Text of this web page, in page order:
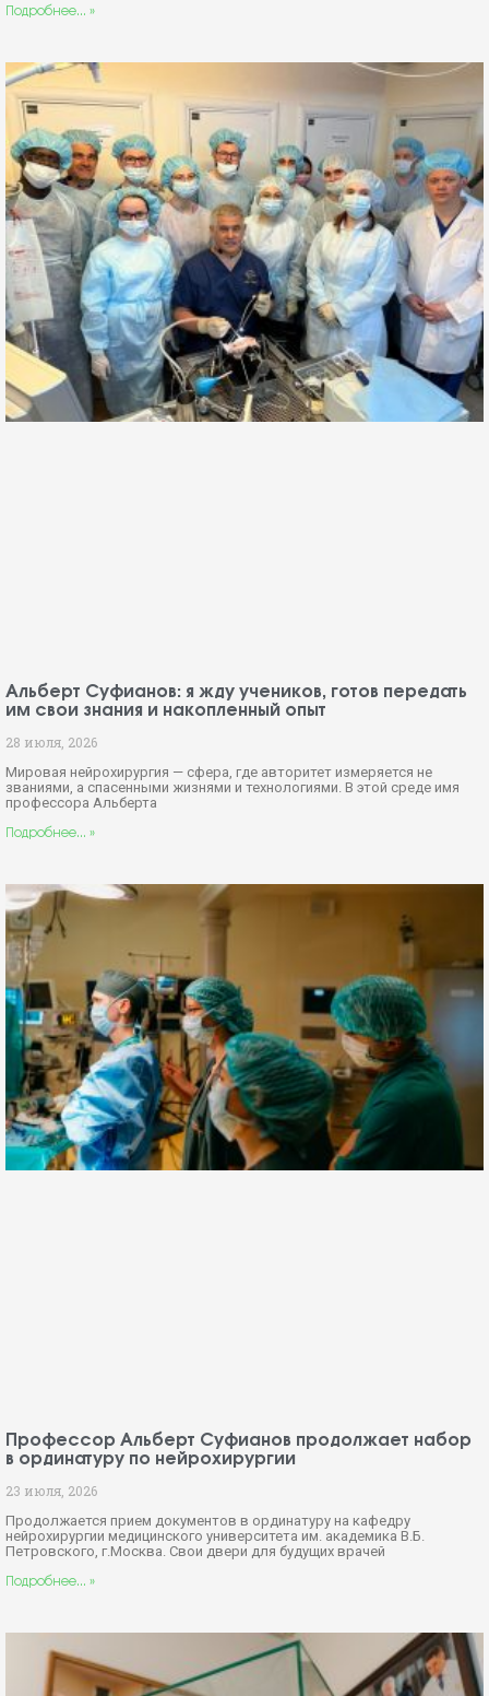
Подробнее... »
Альберт Суфианов: я жду учеников, готов передать
им свои знания и накопленный опыт
28 июля, 2026
Мировая нейрохирургия — сфера, где авторитет измеряется не
званиями, а спасенными жизнями и технологиями. В этой среде имя
профессора Альберта
Подробнее... »
Профессор Альберт Суфианов продолжает набор
в ординатуру по нейрохирургии
23 июля, 2026
Продолжается прием документов в ординатуру на кафедру
нейрохирургии медицинского университета им. академика В.Б.
Петровского, г.Москва. Свои двери для будущих врачей
Подробнее... »